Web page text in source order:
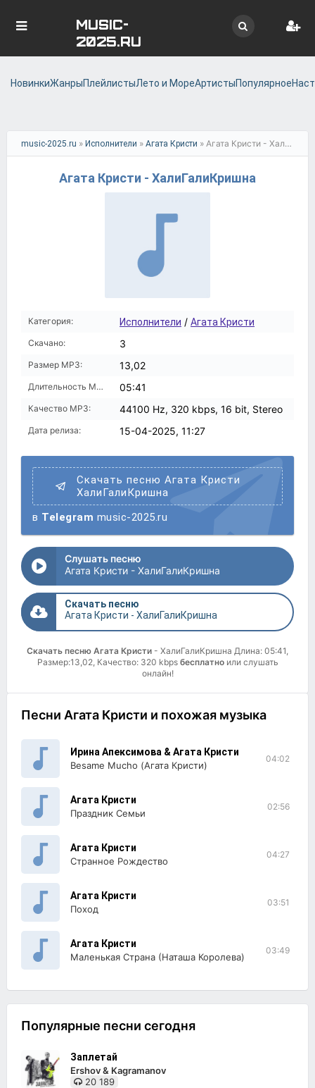
MUSIC-
2025.RU
НовинкиЖанрыПлейлистыЛето и МореАртистыПопулярное
music-2025.ru » Исполнители » Агата Кристи » Агата Кристи - ХалиГалиКришна
Агата Кристи - ХалиГалиКришна
Категория: Исполнители / Агата Кристи
Скачано: 3
Размер MP3: 13,02
Длительность MP3: 05:41
Качество MP3: 44100 Hz, 320 kbps, 16 bit, Stereo
Дата релиза: 15-04-2025, 11:27
Скачать песню Агата Кристи
ХалиГалиКришна
в Telegram music-2025.ru
Слушать песню
Агата Кристи - ХалиГалиКришна
Скачать песню
Агата Кристи - ХалиГалиКришна
Скачать песню Агата Кристи - ХалиГалиКришна Длина: 05:41,
Размер:13,02, Качество: 320 kbps бесплатноили слушать
онлайн!
Песни Агата Кристи и похожая музыка
Ирина Апексимова & Агата Кристи
Besame Mucho (Агата Кристи)
04:02
Агата Кристи
Праздник Семьи
02:56
Агата Кристи
Странное Рождество
04:27
Агата Кристи
Поход
03:51
Агата Кристи
Маленькая Страна (Наташа Королева)
03:49
Популярные песни сегодня
Заплетай
Ershov & Kagramanov
20 189